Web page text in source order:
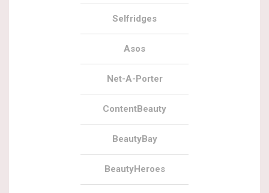
Selfridges
Asos
Net-A-Porter
ContentBeauty
BeautyBay
BeautyHeroes